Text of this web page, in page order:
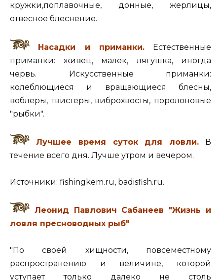
кружки,поплавоч­ные, донные, жерлицы,
отвесное блеснение.
Насадки и приманки.Естественные
приманки: живец, малек, лягушка, иногда
червь. Искусственные приманки:
колеблющиеся и вращающиеся блесны,
воблеры, твистеры, виброхвосты, поролоновые
"рыбки".
Лучшее время суток для ловли. В
течение всего дня. Лучше утром и вечером.
Источники: fishingkem.ru, badisfish.ru.
Леонид Павлович Сабанеев "Жизнь и
ловля пресноводных рыб"
"По своей хищности, повсеместному
распространению и величине, которой
уступает только далеко не столь